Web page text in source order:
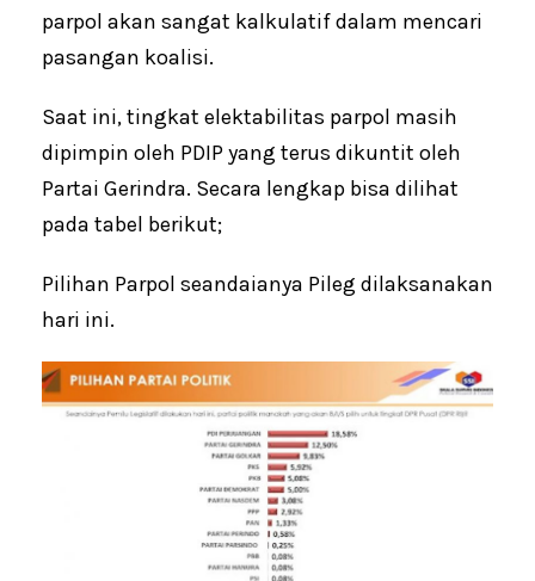
parpol akan sangat kalkulatif dalam mencari
pasangan koalisi.
Saat ini, tingkat elektabilitas parpol masih
dipimpin oleh PDIP yang terus dikuntit oleh
Partai Gerindra. Secara lengkap bisa dilihat
pada tabel berikut;
Pilihan Parpol seandaianya Pileg dilaksanakan
hari ini.